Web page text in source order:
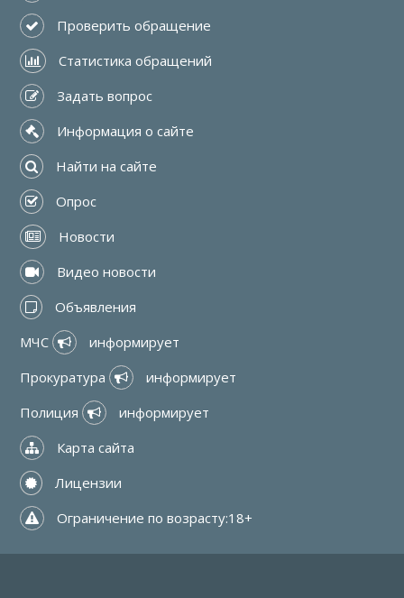
Проверить обращение
Статистика обращений
Задать вопрос
Информация о сайте
Найти на сайте
Опрос
Новости
Видео новости
Объявления
МЧС
информирует
Прокуратура
информирует
Полиция
информирует
Карта сайта
Лицензии
Ограничение по возрасту:18+